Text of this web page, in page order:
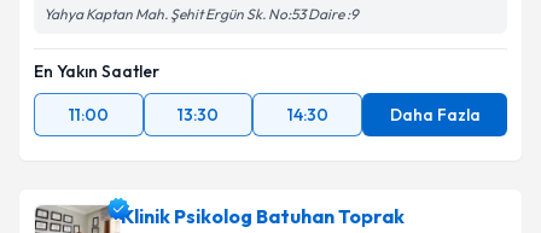
Yahya Kaptan Mah. Şehit Ergün Sk. No:53 Daire :9
En Yakın Saatler
11:00
13:30 14:30 Daha Fazla
Klinik Psikolog Batuhan Toprak